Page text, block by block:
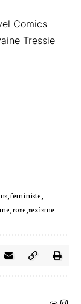
Comics
Tressie
féministe
rose sexisme